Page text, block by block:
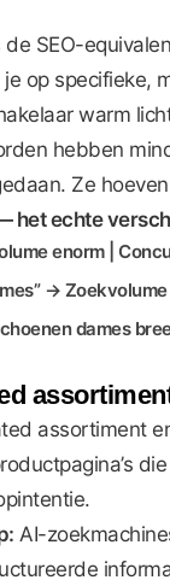
SEO-
je op
warm
hebben
Ze
het echte
enorm |
→
dames
assortiment
AI-